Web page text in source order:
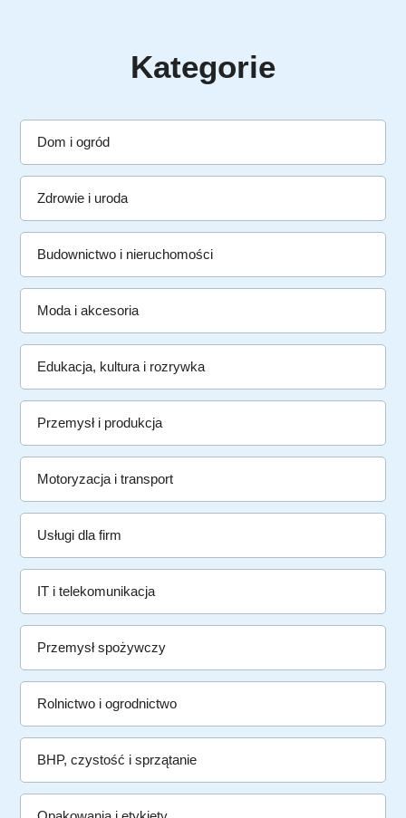
Kategorie
Dom i ogród
Zdrowie i uroda
Budownictwo i nieruchomości
Moda i akcesoria
Edukacja, kultura i rozrywka
Przemysł i produkcja
Motoryzacja i transport
Usługi dla firm
IT i telekomunikacja
Przemysł spożywczy
Rolnictwo i ogrodnictwo
BHP, czystość i sprzątanie